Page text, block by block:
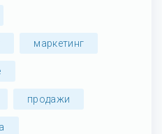
маркетинг
продажи